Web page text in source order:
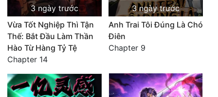
3 ngày trước
Vừa Tốt Nghiệp Thì Tận
Thế: Bắt Đầu Làm Thần
Hào Từ Hàng Tỷ Tệ
Chapter 14
3 ngày trước
Anh Trai Tôi Đúng Là Chó
Điên
Chapter 9